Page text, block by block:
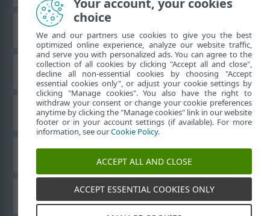
Databáza znalostí ESET
ESET Fórum
Technická podpora
Používateľské príručky ESET
Your account, your cookies
choice
We and our partners use cookies to give you the best
optimized online experience, analyze our website traffic,
and serve you with personalized ads. You can agree to the
collection of all cookies by clicking "Accept all and close",
decline all non-essential cookies by choosing "Accept
essential cookies only", or adjust your cookie settings by
clicking "Manage cookies". You also have the right to
withdraw your consent or change your cookie preferences
anytime by clicking the "Manage cookies" link in our website
footer or in your account settings (if available). For more
information, see ourCookie Policy.
ACCEPT ALL AND CLOSE
ACCEPT ESSENTIAL COOKIES ONLY